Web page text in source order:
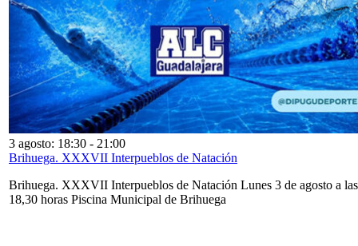
3 agosto: 18:30 - 21:00
Brihuega. XXXVII Interpueblos de Natación
Brihuega. XXXVII Interpueblos de Natación Lunes 3 de agosto a las
18,30 horas Piscina Municipal de Brihuega